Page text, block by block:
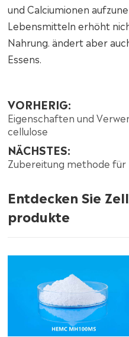
und Calciumionen
Lebensmitteln erhöht
Nahrung. ändert aber
Essens.
VORHERIG:
Eigenschaften und
cellulose
NÄCHSTES:
Zubereitung methode für
Entdecken Sie
produkte